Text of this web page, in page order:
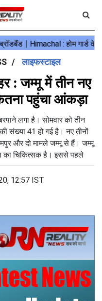
लाइफस्टाइल
: जम्मू में तीन नए
पहुंचा आंकड़ा
लगा है। सोमवार को तीन
संख्या 41 हो गई है। नए तीनों
और दो मामले जम्मू से हैं। जम्मू
का चिकित्सक है। इससे पहले
12:57 IST